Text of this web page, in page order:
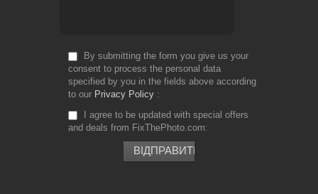
By submitting the form you give us your
consent to process the personal data
specified by you in the fields above according
to our Privacy Policy
I agree to be updated with special offers
and deals from FixThePhoto.com